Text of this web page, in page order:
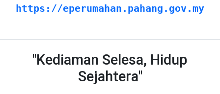
https://eperumahan.pahang.gov.my
"Kediaman Selesa, Hidup
Sejahtera"